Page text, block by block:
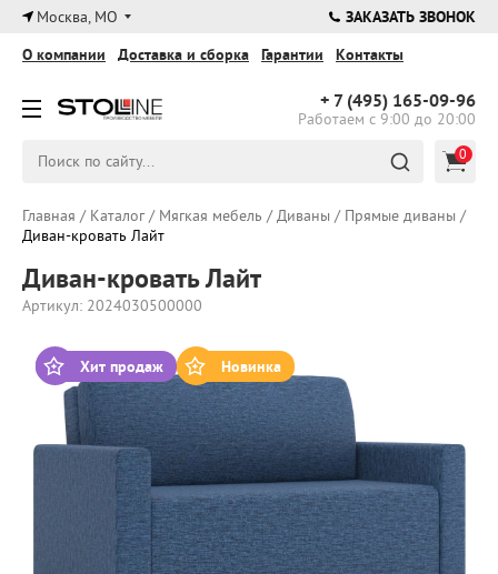
×
Москва, МО ЗАКАЗАТЬ ЗВОНОК
+ 7 (495) 165-09-96
Работаем с 9:00 до 20:00
О компании Доставка и сборка Гарантии Контакты
0
Главная / Каталог/ Мягкая мебель /Диваны / Прямые диваны /
Диван-кровать Лайт
Диван-кровать Лайт
Артикул: 2024030500000
Хит продаж Новинка